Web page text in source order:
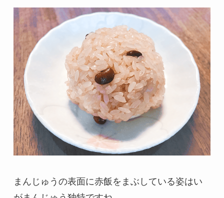
まんじゅうの表面に赤飯をまぶしている姿はい